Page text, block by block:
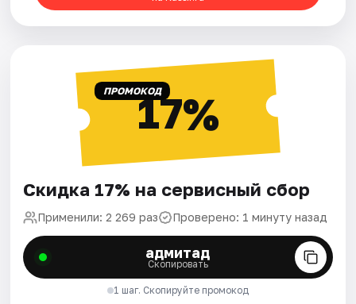
ПРОМОКОД17%
Скидка 17% на сервисный сбор
Применили: 2 269 раз Проверено: 1 минуту назад
адмитад
Скопировать
1 шаг. Скопируйте промокод